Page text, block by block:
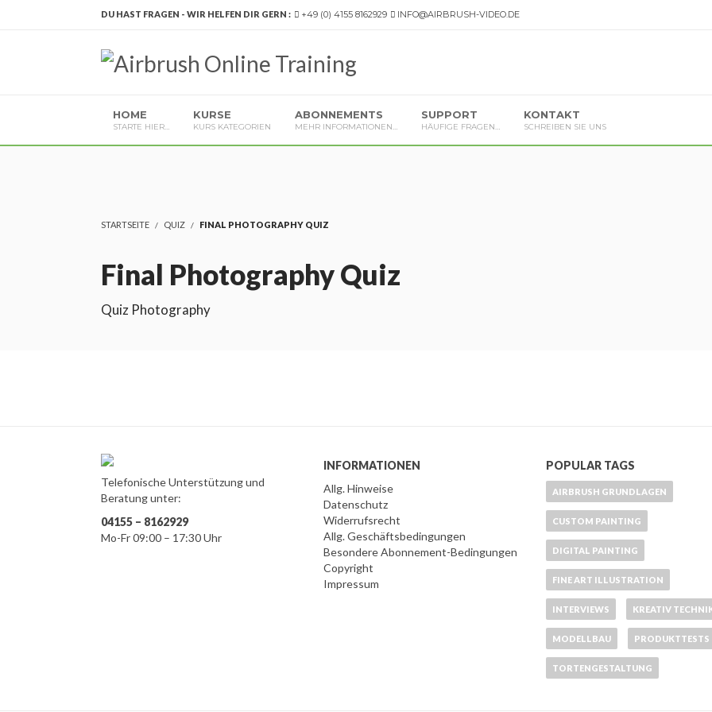
DU HAST FRAGEN - WIR HELFEN DIR GERN : +49 (0) 4155 8162929 INFO@AIRBRUSH-VIDEO.DE
HOME
STARTE HIER…
KURSE
KURS KATEGORIEN
ABONNEMENTS
MEHR INFORMATIONEN…
SUPPORT
HÄUFIGE FRAGEN…
KONTAKT
SCHREIBEN SIE UNS
STARTSEITE QUIZ FINAL PHOTOGRAPHY QUIZ
Final Photography Quiz
Quiz Photography
Telefonische Unterstützung und
Beratung unter:
04155 – 8162929
Mo-Fr 09:00 – 17:30 Uhr
INFORMATIONEN
Allg. Hinweise
Datenschutz
Widerrufsrecht
Allg. Geschäftsbedingungen
Besondere Abonnement-Bedingungen
Copyright
Impressum
POPULAR TAGS
AIRBRUSH GRUNDLAGEN
CUSTOM PAINTING
DIGITAL PAINTING
FINE ART ILLUSTRATION
INTERVIEWS KREATIV
MODELLBAU PRODUKTTESTS
TORTENGESTALTUNG